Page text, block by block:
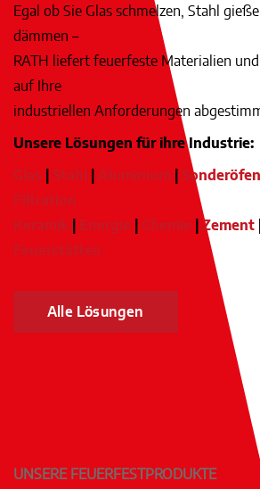
Egal ob Sie Glas schmelzen, Stahl
dämmen –
RATH liefert feuerfeste Materialien
auf Ihre
industriellen Anforderungen
Unsere Lösungen für ihre Industrie:
Glas | Stahl | Aluminium | Sonderöfen
Filtration
Keramik | Energie | Chemie | Zement
Feuerstätten
Alle Lösungen
UNSERE FEUERFESTPRODUKTE